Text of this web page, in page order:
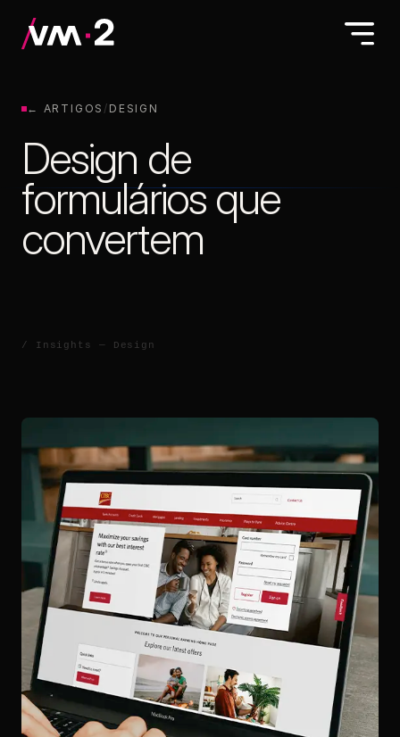
← ARTIGOS / DESIGN
Design de
formulários que
convertem